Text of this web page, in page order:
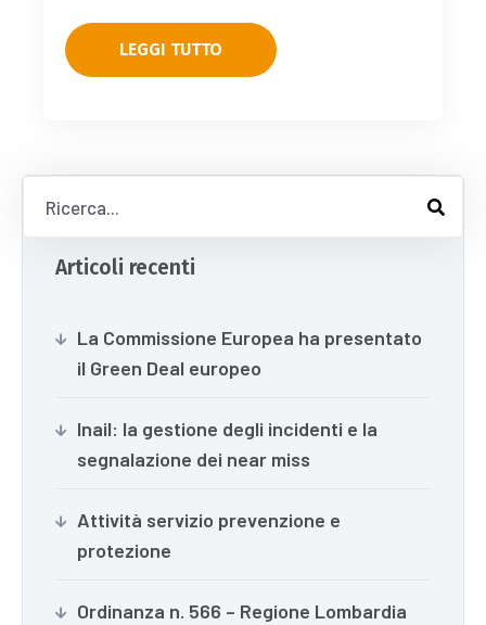
LEGGI TUTTO
Articoli recenti
La Commissione Europea ha presentato
il Green Deal europeo
Inail: la gestione degli incidenti e la
segnalazione dei near miss
Attività servizio prevenzione e
protezione
Ordinanza n. 566 – Regione Lombardia